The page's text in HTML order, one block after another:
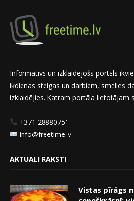
Informatīvs un izklaidējošs portāls
ikdienas steigas un darbiem, smelies
izklaidējies. Katram portāla lietotājam
+371 28880751
info@freetime.lv
AKTUĀLI RAKSTI
Vistas pīrāgs